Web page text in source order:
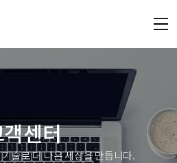
센터
술로 더 나은 세상을 만듭니다.